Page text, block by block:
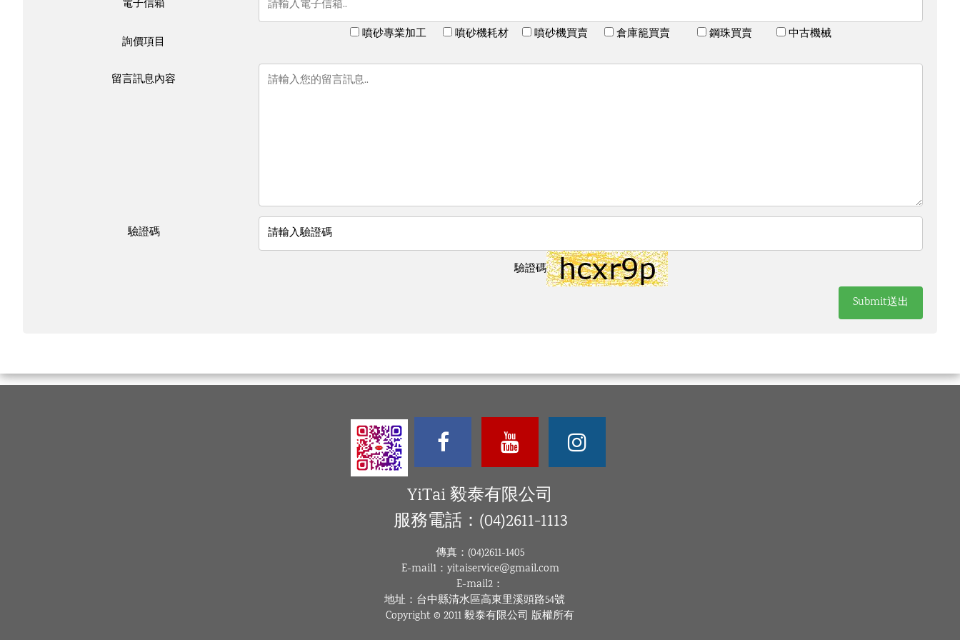
電子信箱
詢價項目
噴砂專業加工 噴砂機耗材 噴砂機買賣 倉庫籠買賣 鋼珠買賣 中古機械
留言訊息內容
驗證碼
驗證碼
YiTai 毅泰有限公司
服務電話：(04)2611-1113
傳真：(04)2611-1405
E-mail1：yitaiservice@gmail.com
E-mail2：
地址：台中縣清水區高東里溪頭路54號
Copyright © 2011 毅泰有限公司 版權所有